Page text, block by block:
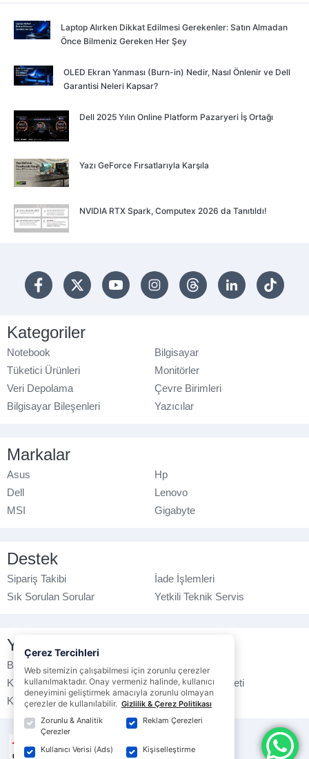
Laptop Alırken Dikkat Edilmesi Gerekenler: Satın Almadan
Önce Bilmeniz Gereken Her Şey
OLED Ekran Yanması (Burn-in) Nedir, Nasıl Önlenir ve Dell
Garantisi Neleri Kapsar?
Dell 2025 Yılın Online Platform Pazaryeri İş Ortağı
Yazı GeForce Fırsatlarıyla Karşıla
NVIDIA RTX Spark, Computex 2026 da Tanıtıldı!
Kategoriler
Notebook
Bilgisayar
Tüketici Ürünleri
Monitörler
Veri Depolama
Çevre Birimleri
Bilgisayar Bileşenleri
Yazıcılar
Markalar
Asus
Hp
Dell
Lenovo
MSI
Gigabyte
Destek
Sipariş Takibi
İade İşlemleri
Sık Sorulan Sorular
Yetkili Teknik Servis
Yasal Bilgilendirme
Banka Hesap No
Çerez Politikası
Kullanım Koşulları
Ticari Elektronik İleti
K.V.K.K. Politikası
Veri Gizliliği
Çerez Tercihleri
Web sitemizin çalışabilmesi için zorunlu çerezler
kullanılmaktadır. Onay vermeniz halinde, kullanıcı
deneyimini geliştirmek amacıyla zorunlu olmayan
çerezler de kullanılabilir. Gizlilik & Çerez Politikası
Zorunlu & Analitik
Çerezler
Reklam Çerezleri
Kullanıcı Verisi (Ads) Kişiselleştirme